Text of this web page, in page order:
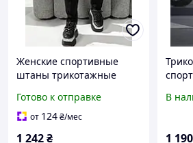
Женские спортивные
штаны трикотажные
Готово к отправке
от 124₴/мес
1 242₴
В
1 190